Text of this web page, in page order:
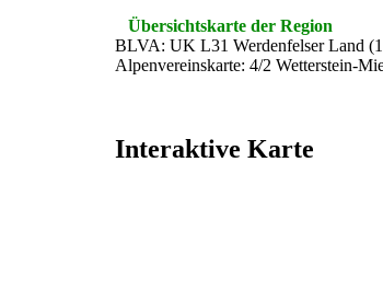
Übersichtskarte der Region
BLVA: UK L31 Werdenfelser Land
Alpenvereinskarte: 4/2 Wetterstein-
Interaktive Karte